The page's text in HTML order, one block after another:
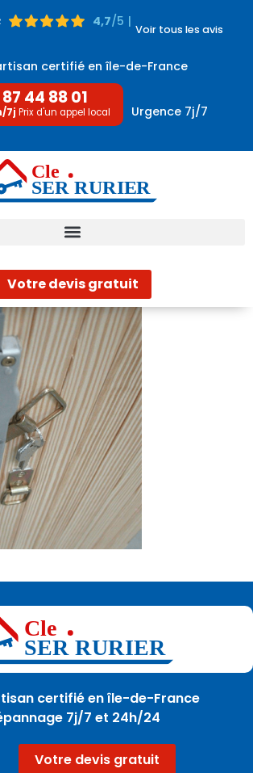
4,7/5 |
Voir tous les avis
certifié en île-de-France
87 44 88 01
7j Prix d'un appel local Urgence 7j/7
Votre devis gratuit
certifié en île-de-France
7j/7 et 24h/24
Votre devis gratuit